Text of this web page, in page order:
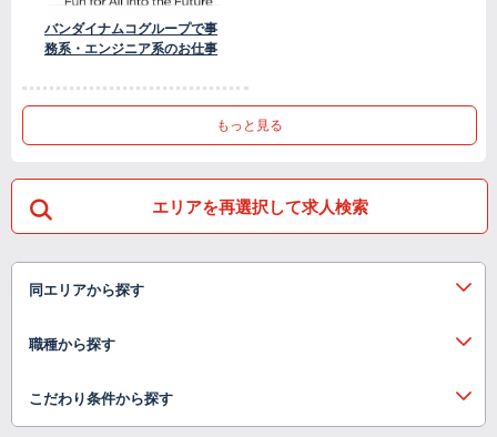
バンダイナムコグループで事
務系・エンジニア系のお仕事
もっと見る
エリアを再選択して求人検索
同エリアから探す
職種から探す
こだわり条件から探す